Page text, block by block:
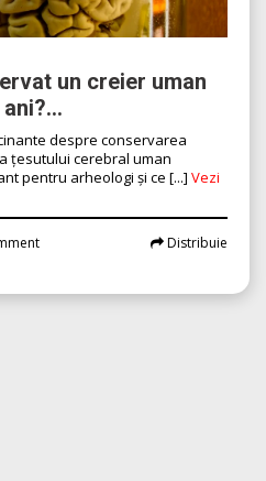
un creier uman
despre conservarea
țesutului cerebral uman
pentru arheologi și ce [...] Vezi
Distribuie